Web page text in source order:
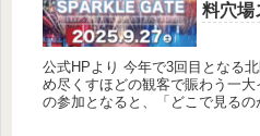
料穴場
公式HPより 今年で3回目となる
め尽くすほどの観客で賑わう一
の参加となると、「どこで見るの